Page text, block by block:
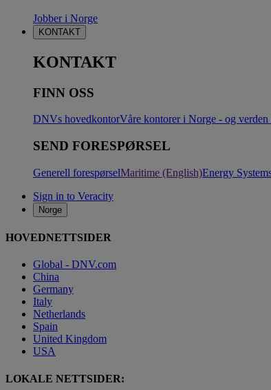
Jobber i Norge
KONTAKT
KONTAKT
FINN OSS
DNVs hovedkontorVåre kontorer i Norge - og verden
SEND FORESPØRSEL
Generell forespørselMaritime (English)Energy
Sign in to Veracity
Norge
HOVEDNETTSIDER
Global - DNV.com
China
Germany
Italy
Netherlands
Spain
United Kingdom
USA
LOKALE NETTSIDER: